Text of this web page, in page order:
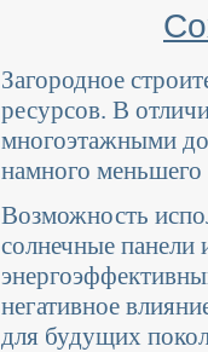
Загородное
ресурсов. В
многоэтажными
намного меньшего
Возможность
солнечные панели
негативное
для будущих